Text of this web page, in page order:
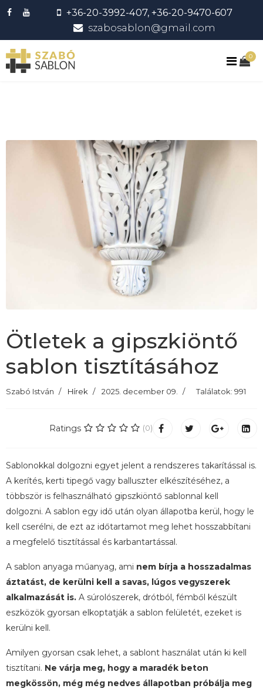
+36-20-3992-407, +36-20-9470-607
szabosablon@gmail.com
0
Ötletek a gipszkiöntő
sablon tisztításához
Szabó István Hírek 2025. december 09. Találatok: 991
Ratings (0)
Sablonokkal dolgozni egyet jelent a rendszeres takarítással is.
A kerítés, kerti tipegő vagy balluszter elkészítéséhez, a
többször is felhasználható gipszkiöntő sablonnal kell
dolgozni. A sablon egy idő után olyan állapotba kerül, hogy le
kell cserélni, de ezt az időtartamot meg lehet hosszabbítani
a megfelelő tisztítással és karbantartással.
A sablon anyaga műanyag, ami nem bírja a hosszadalmas
áztatást, de kerülni kell a savas, lúgos vegyszerek
alkalmazását is.A súrolószerek, drótból, fémből készült
eszközök gyorsan elkoptatják a sablon felületét, ezeket is
kerülni kell.
Amilyen gyorsan csak lehet, a sablont használat után ki kell
tisztítani. Ne várja meg, hogy a maradék beton
megkössön, még még nedves állapotban próbálja meg